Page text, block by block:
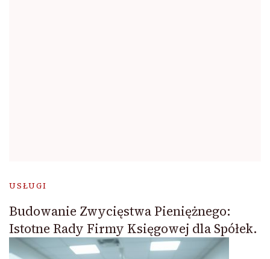
USŁUGI
Budowanie Zwycięstwa Pieniężnego:
Istotne Rady Firmy Księgowej dla Spółek.